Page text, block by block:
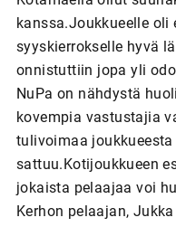
kanssa.Joukkueelle
syyskierrokselle hyvä
onnistuttiin jopa yli
NuPa on nähdystä
kovempia vastustajia
tulivoimaa
sattuu.Kotijoukkueen
jokaista pelaajaa voi
Kerhon pelaajan,